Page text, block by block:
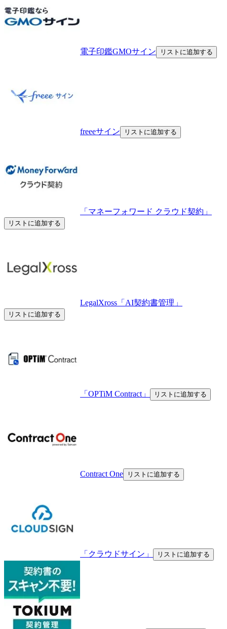
電子印鑑GMOサイン リストに追加する
freeeサイン リストに追加する
「マネーフォワード クラウド契約」
リストに追加する
LegalXross「AI契約書管理」
リストに追加する
「OPTiM Contract」 リストに追加する
Contract One リストに追加する
「クラウドサイン」 リストに追加する